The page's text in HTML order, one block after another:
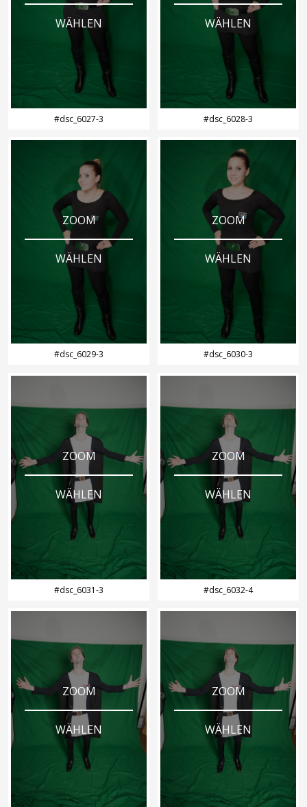
WÄHLEN
#dsc_6027-3
WÄHLEN
#dsc_6028-3
ZOOM
WÄHLEN
#dsc_6029-3
ZOOM
WÄHLEN
#dsc_6030-3
ZOOM
WÄHLEN
#dsc_6031-3
ZOOM
WÄHLEN
#dsc_6032-4
ZOOM
WÄHLEN
ZOOM
WÄHLEN